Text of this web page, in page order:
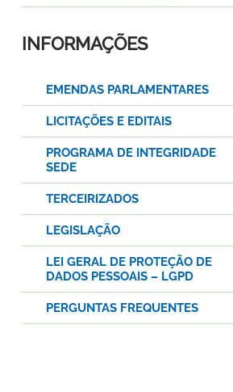
INFORMAÇÕES
EMENDAS PARLAMENTARES
LICITAÇÕES E EDITAIS
PROGRAMA DE INTEGRIDADE
SEDE
TERCEIRIZADOS
LEGISLAÇÃO
LEI GERAL DE PROTEÇÃO DE
DADOS PESSOAIS – LGPD
PERGUNTAS FREQUENTES